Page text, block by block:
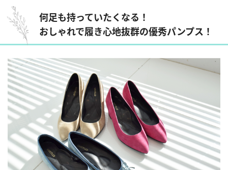
何足も持っていたくなる！
おしゃれで履き心地抜群の優秀パンプス！